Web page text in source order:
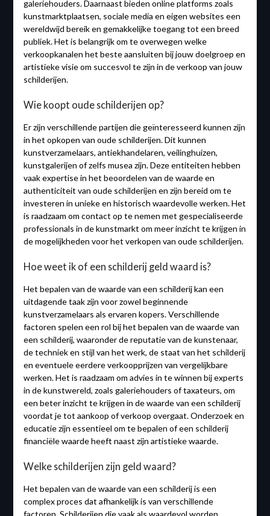
galeriehouders. Daarnaast bieden online platforms zoals
kunstmarktplaatsen, sociale media en eigen websites een
wereldwijd bereik en gemakkelijke toegang tot een breed
publiek. Het is belangrijk om te overwegen welke
verkoopkanalen het beste aansluiten bij jouw doelgroep en
artistieke visie om succesvol te zijn in de verkoop van jouw
schilderijen.
Wie koopt oude schilderijen op?
Er zijn verschillende partijen die geïnteresseerd kunnen zijn
in het opkopen van oude schilderijen. Dit kunnen
kunstverzamelaars, antiekhandelaren, veilinghuizen,
kunstgalerijen of zelfs musea zijn. Deze entiteiten hebben
vaak expertise in het beoordelen van de waarde en
authenticiteit van oude schilderijen en zijn bereid om te
investeren in unieke en historisch waardevolle werken. Het
is raadzaam om contact op te nemen met gespecialiseerde
professionals in de kunstmarkt om meer inzicht te krijgen in
de mogelijkheden voor het verkopen van oude schilderijen.
Hoe weet ik of een schilderij geld waard is?
Het bepalen van de waarde van een schilderij kan een
uitdagende taak zijn voor zowel beginnende
kunstverzamelaars als ervaren kopers. Verschillende
factoren spelen een rol bij het bepalen van de waarde van
een schilderij, waaronder de reputatie van de kunstenaar,
de techniek en stijl van het werk, de staat van het schilderij
en eventuele eerdere verkoopprijzen van vergelijkbare
werken. Het is raadzaam om advies in te winnen bij experts
in de kunstwereld, zoals galeriehouders of taxateurs, om
een beter inzicht te krijgen in de waarde van een schilderij
voordat je tot aankoop of verkoop overgaat. Onderzoek en
educatie zijn essentieel om te bepalen of een schilderij
financiële waarde heeft naast zijn artistieke waarde.
Welke schilderijen zijn geld waard?
Het bepalen van de waarde van een schilderij is een
complex proces dat afhankelijk is van verschillende